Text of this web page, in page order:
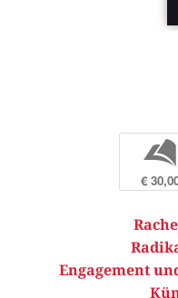
b
€
Engagement